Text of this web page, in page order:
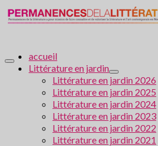
accueil
Littérature en jardin
Littérature en jardin 2026
Littérature en jardin 2025
Littérature en jardin 2024
Littérature en jardin 2023
Littérature en jardin 2022
Littérature en jardin 2021